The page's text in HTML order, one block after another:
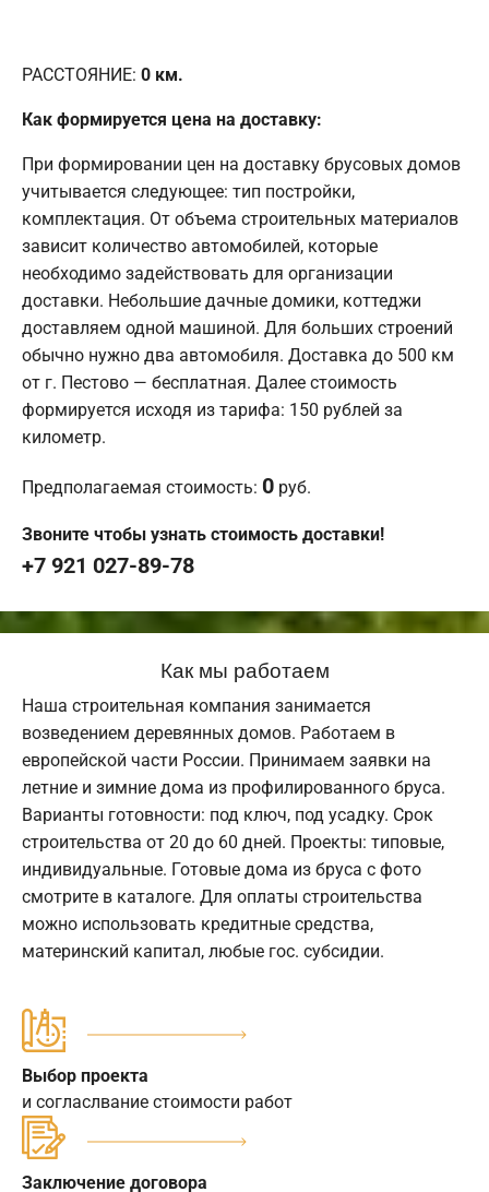
РАССТОЯНИЕ: 0 км.
Как формируется цена на доставку:
При формировании цен на доставку брусовых домов
учитывается следующее: тип постройки,
комплектация. От объема строительных материалов
зависит количество автомобилей, которые
необходимо задействовать для организации
доставки. Небольшие дачные домики, коттеджи
доставляем одной машиной. Для больших строений
обычно нужно два автомобиля. Доставка до 500 км
от г. Пестово — бесплатная. Далее стоимость
формируется исходя из тарифа: 150 рублей за
километр.
Предполагаемая стоимость: 0 руб.
Звоните чтобы узнать стоимость доставки!
+7 921 027-89-78
Как мы работаем
Наша строительная компания занимается
возведением деревянных домов. Работаем в
европейской части России. Принимаем заявки на
летние и зимние дома из профилированного бруса.
Варианты готовности: под ключ, под усадку. Срок
строительства от 20 до 60 дней. Проекты: типовые,
индивидуальные. Готовые дома из бруса с фото
смотрите в каталоге. Для оплаты строительства
можно использовать кредитные средства,
материнский капитал, любые гос. субсидии.
Выбор проекта
и согласлвание стоимости работ
Заключение договора